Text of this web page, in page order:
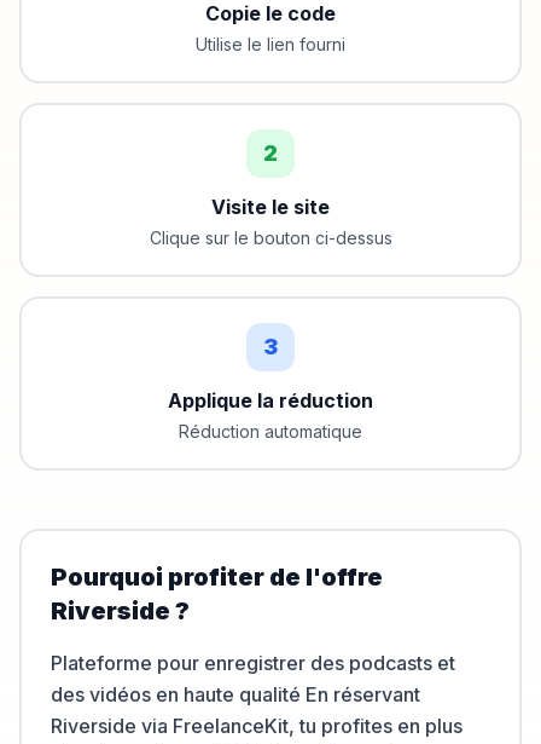
Copie le code
Utilise le lien fourni
2
Visite le site
Clique sur le bouton ci-dessus
3
Applique la réduction
Réduction automatique
Pourquoi profiter de l'offre
Riverside ?
Plateforme pour enregistrer des podcasts et
des vidéos en haute qualité En réservant
Riverside via FreelanceKit, tu profites en plus